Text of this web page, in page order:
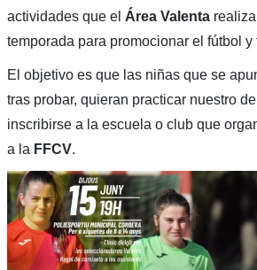
actividades que el Área Valenta
temporada para promocionar el fútbol y
El objetivo es que las niñas que se
tras probar, quieran practicar nuestro
inscribirse a la escuela o club que
a la FFCV.